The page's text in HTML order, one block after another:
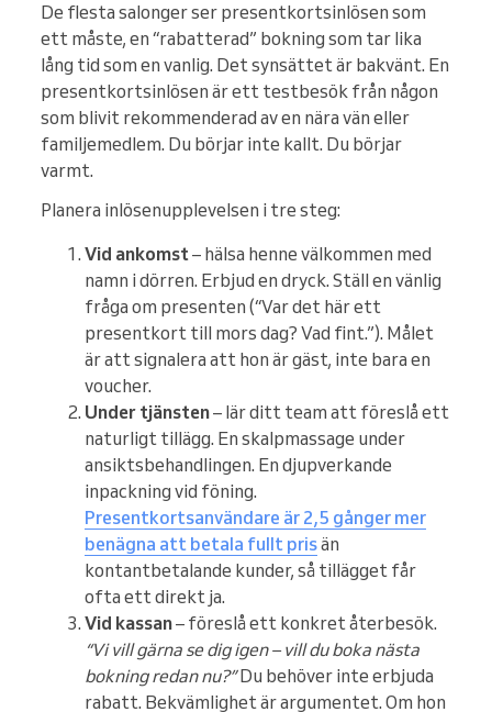
De flesta salonger ser presentkortsinlösen som
ett måste, en “rabatterad” bokning som tar lika
lång tid som en vanlig. Det synsättet är bakvänt. En
presentkortsinlösen är ett testbesök från någon
som blivit rekommenderad av en nära vän eller
familjemedlem. Du börjar inte kallt. Du börjar
varmt.
Planera inlösenupplevelsen i tre steg:
Vid ankomst– hälsa henne välkommen med
namn i dörren. Erbjud en dryck. Ställ en vänlig
fråga om presenten (“Var det här ett
presentkort till mors dag? Vad fint.”). Målet
är att signalera att hon är gäst, inte bara en
voucher.
Under tjänsten– lär ditt team att föreslå ett
naturligt tillägg. En skalpmassage under
ansiktsbehandlingen. En djupverkande
inpackning vid föning.
Presentkortsanvändare är 2,5 gånger mer
benägna att betala fullt prisän
kontantbetalande kunder, så tillägget får
ofta ett direkt ja.
Vid kassan– föreslå ett konkret återbesök.
“Vi vill gärna se dig igen – vill du boka nästa
bokning redan nu?”Du behöver inte erbjuda
rabatt. Bekvämlighet är argumentet. Om hon